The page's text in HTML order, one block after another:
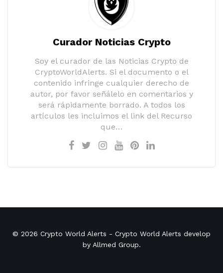
Curador Noticias Crypto
Soy el curador de las Noticias Crypto de
CryptoWorldAlerts. Si el documento o el
contenido infringe cualquier derecho de
autor, por favor señálelo en comentarios y
será rápidamente borrado. A todos los
artículos les incluimos el link del Recurso
que…
© 2026 Crypto World Alerts - Crypto World Alerts develop
by Allmed Group.